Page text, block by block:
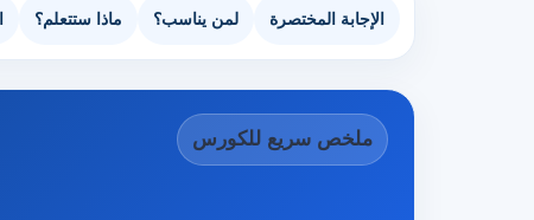
الإجابة المختصرة لمن يناسب؟ ماذا ستتعلم؟
ملخص سريع للكورس